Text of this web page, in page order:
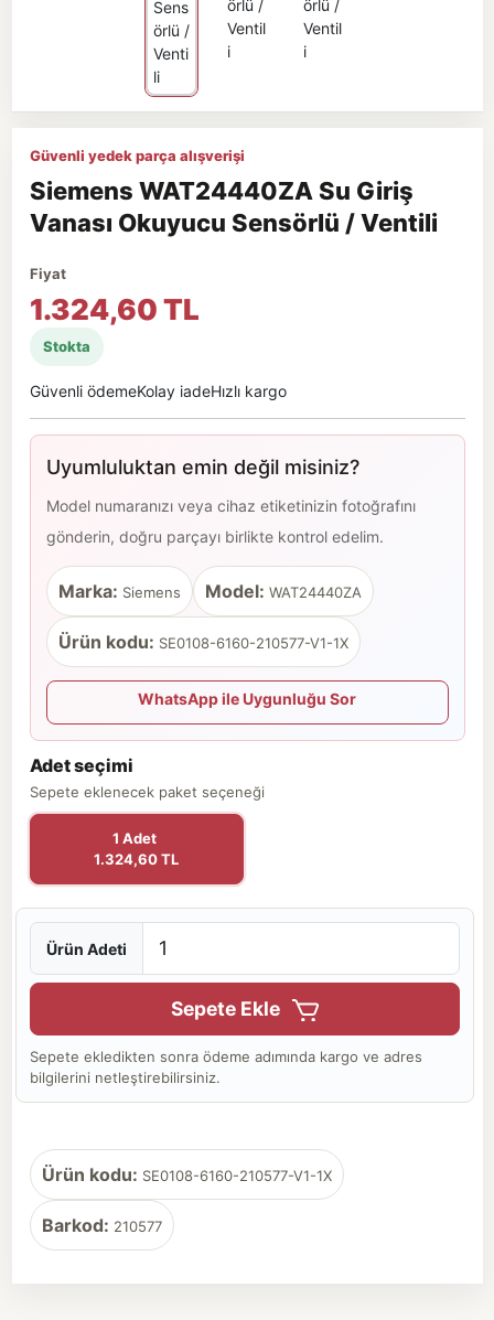
Güvenli yedek parça alışverişi
Siemens WAT24440ZA Su Giriş
Vanası Okuyucu Sensörlü / Ventili
Fiyat
1.324,60 TL
Stokta
Güvenli ödemeKolay iadeHızlı kargo
Uyumluluktan emin değil misiniz?
Model numaranızı veya cihaz etiketinizin fotoğrafını
gönderin, doğru parçayı birlikte kontrol edelim.
Marka: Siemens Model: WAT24440ZA
Ürün kodu: SE0108-6160-210577-V1-1X
WhatsApp ile Uygunluğu Sor
Adet seçimi
Sepete eklenecek paket seçeneği
1 Adet
1.324,60 TL
Ürün Adeti
Sepete Ekle
Sepete ekledikten sonra ödeme adımında kargo ve adres
bilgilerini netleştirebilirsiniz.
Ürün kodu: SE0108-6160-210577-V1-1X
Barkod: 210577